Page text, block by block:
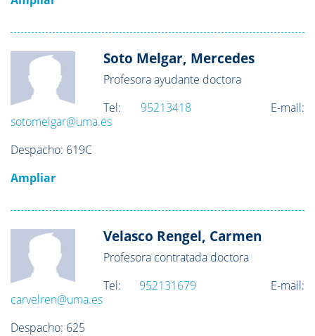
Soto Melgar, Mercedes
Profesora ayudante doctora
Tel: 95213418 E-mail:
sotomelgar@uma.es
Despacho: 619C
Ampliar
Velasco Rengel, Carmen
Profesora contratada doctora
Tel: 952131679 E-mail:
carvelren@uma.es
Despacho: 625